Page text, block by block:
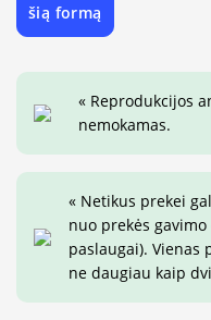
šią formą
« Reprodukcijos
nemokamas.
« Netikus prekei
nuo prekės
paslaugai). Vienas
ne daugiau kaip